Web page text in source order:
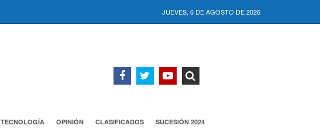
JUEVES, 6 DE AGOSTO DE 2026
TECNOLOGÍA OPINIÓN CLASIFICADOS SUCESIÓN 2024